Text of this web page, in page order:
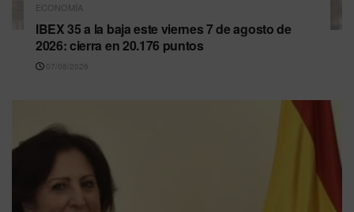
ECONOMÍA
IBEX 35 a la baja este viernes 7 de agosto de
2026: cierra en 20.176 puntos
07/08/2026